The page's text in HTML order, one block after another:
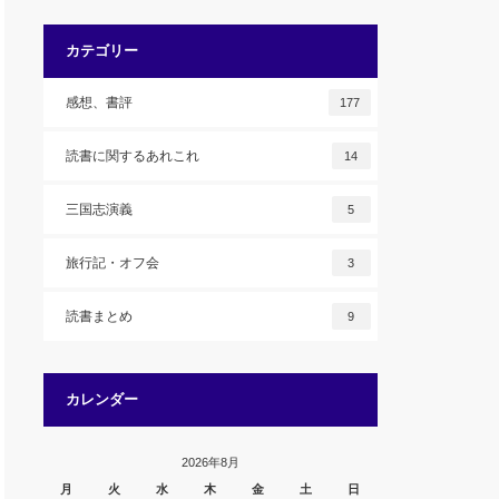
カテゴリー
感想、書評 177
読書に関するあれこれ 14
三国志演義 5
旅行記・オフ会 3
読書まとめ 9
カレンダー
2026年8月
月
火 水 木 金 土 日